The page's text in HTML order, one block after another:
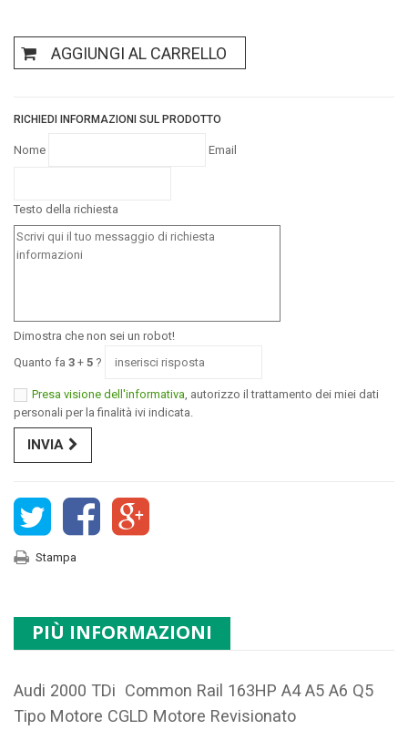
AGGIUNGI AL CARRELLO
RICHIEDI INFORMAZIONI SUL PRODOTTO
Nome Email
Testo della richiesta
Dimostra che non sei un robot!
Quanto fa 3 + 5 ?
Presa visione dell'informativa , autorizzo il trattamento dei miei dati
personali per la finalità ivi indicata.
INVIA
Stampa
PIÙ INFORMAZIONI
Audi 2000 TDi Common Rail 163HP A4 A5 A6 Q5
Tipo Motore CGLD Motore Revisionato